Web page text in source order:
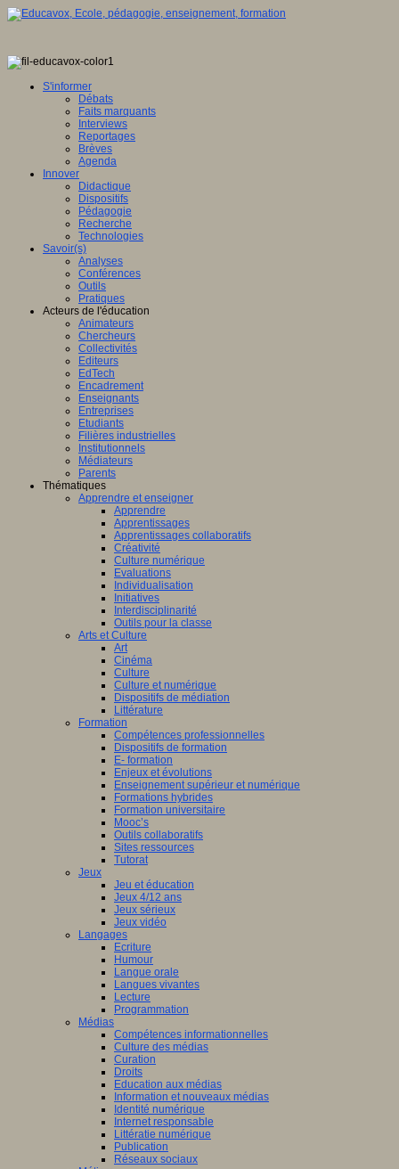
S'informer
Débats
Faits marquants
Interviews
Reportages
Brèves
Agenda
Innover
Didactique
Dispositifs
Pédagogie
Recherche
Technologies
Savoir(s)
Analyses
Conférences
Outils
Pratiques
Acteurs de l'éducation
Animateurs
Chercheurs
Collectivités
Editeurs
EdTech
Encadrement
Enseignants
Entreprises
Etudiants
Filières industrielles
Institutionnels
Médiateurs
Parents
Thématiques
Apprendre et enseigner
Apprendre
Apprentissages
Apprentissages collaboratifs
Créativité
Culture numérique
Evaluations
Individualisation
Initiatives
Interdisciplinarité
Outils pour la classe
Arts et Culture
Art
Cinéma
Culture
Culture et numérique
Dispositifs de médiation
Littérature
Formation
Compétences professionnelles
Dispositifs de formation
E- formation
Enjeux et évolutions
Enseignement supérieur et numérique
Formations hybrides
Formation universitaire
Mooc’s
Outils collaboratifs
Sites ressources
Tutorat
Jeux
Jeu et éducation
Jeux 4/12 ans
Jeux sérieux
Jeux vidéo
Langages
Ecriture
Humour
Langue orale
Langues vivantes
Lecture
Programmation
Médias
Compétences informationnelles
Culture des médias
Curation
Droits
Education aux médias
Information et nouveaux médias
Identité numérique
Internet responsable
Littératie numérique
Publication
Réseaux sociaux